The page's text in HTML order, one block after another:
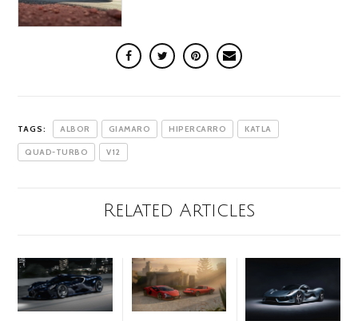
TAGS: ALBOR GIAMARO HIPERCARRO KATLA
QUAD-TURBO V12
Related Articles